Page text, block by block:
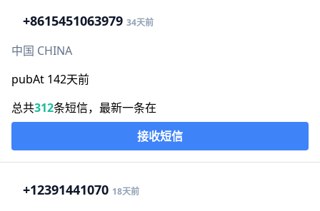
+8615451063979 34天前
中国 CHINA
pubAt 142天前
总共312条短信，最新一条在
接收短信
+12391441070 18天前